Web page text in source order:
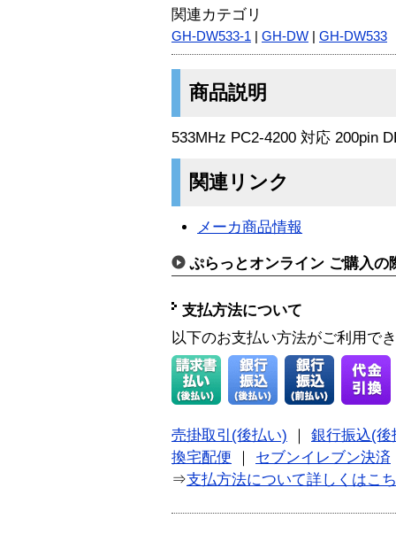
関連カテゴリ
GH-DW533-1 GH-DW GH-DW533
商品説明
533MHz PC2-4200 対応 200pin
関連リンク
メーカ商品情報
ぷらっとオンライン ご購入の
支払方法について
以下のお支払い方法がご利用で
売掛取引(後払い)
銀行振込(後
換宅配便
セブンイレブン決済
⇒支払方法について詳しくはこ